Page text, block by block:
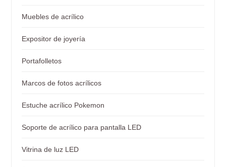
Muebles de acrílico
Expositor de joyería
Portafolletos
Marcos de fotos acrílicos
Estuche acrílico Pokemon
Soporte de acrílico para pantalla LED
Vitrina de luz LED